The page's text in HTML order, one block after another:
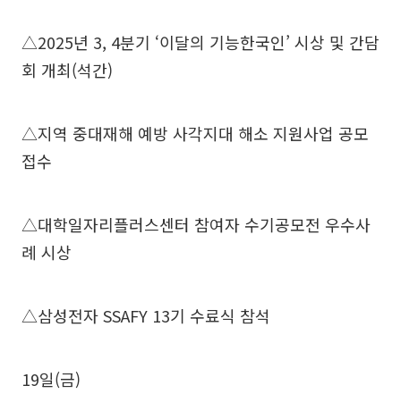
△2025년 3, 4분기 ‘이달의 기능한국인’ 시상 및 간담
회 개최(석간)
△지역 중대재해 예방 사각지대 해소 지원사업 공모
접수
△대학일자리플러스센터 참여자 수기공모전 우수사
례 시상
△삼성전자 SSAFY 13기 수료식 참석
19일(금)